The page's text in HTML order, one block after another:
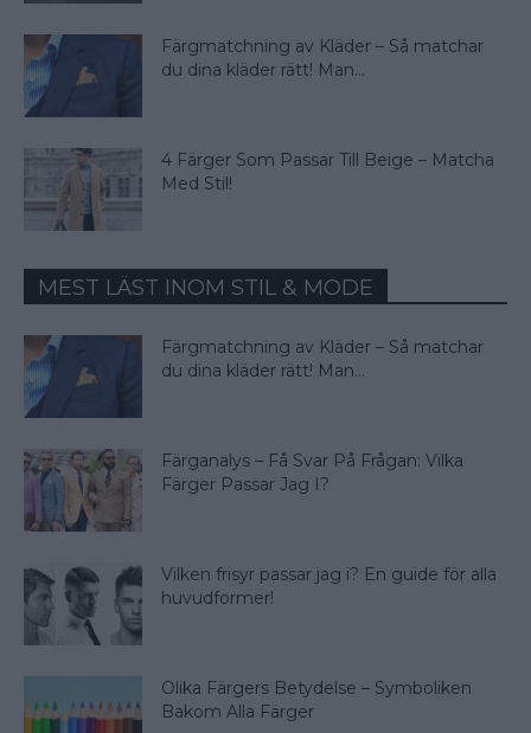
Färgmatchning av Kläder – Så matchar
du dina kläder rätt! Man...
4 Färger Som Passar Till Beige – Matcha
Med Stil!
MEST LÄST INOM STIL & MODE
Färgmatchning av Kläder – Så matchar
du dina kläder rätt! Man...
Färganalys – Få Svar På Frågan: Vilka
Färger Passar Jag I?
Vilken frisyr passar jag i? En guide för alla
huvudformer!
Olika Färgers Betydelse – Symboliken
Bakom Alla Färger